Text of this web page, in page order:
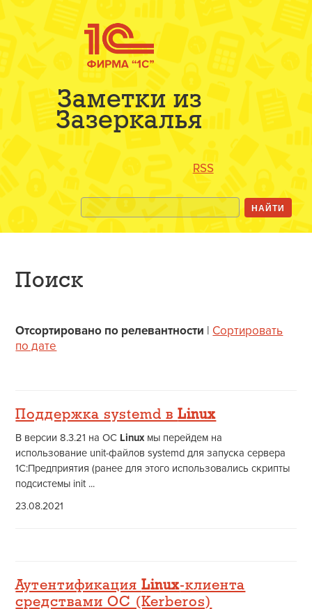
Заметки из
Зазеркалья
RSS
Поиск
Отсортировано по релевантности | Сортировать
по дате
Поддержка systemd вLinux
В версии 8.3.21 на ОС Linuxмы перейдем на
использование unit-файлов systemd для запуска сервера
1С:Предприятия (ранее для этого использовались скрипты
подсистемы init ...
23.08.2021
АутентификацияLinux-клиента
средствами ОС (Kerberos)